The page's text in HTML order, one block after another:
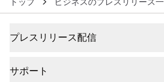
トップ ビジネスのプレスリリース
プレスリリース配信
サポート